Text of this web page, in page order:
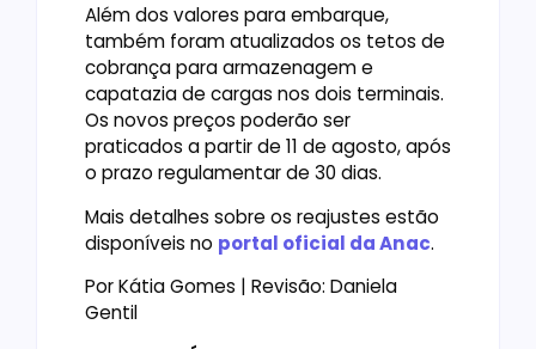
Além dos valores para embarque,
também foram atualizados os tetos de
cobrança para armazenagem e
capatazia de cargas nos dois terminais.
Os novos preços poderão ser
praticados a partir de 11 de agosto, após
o prazo regulamentar de 30 dias.
Mais detalhes sobre os reajustes estão
disponíveis no portal oficial da Anac.
Por Kátia Gomes | Revisão: Daniela
Gentil